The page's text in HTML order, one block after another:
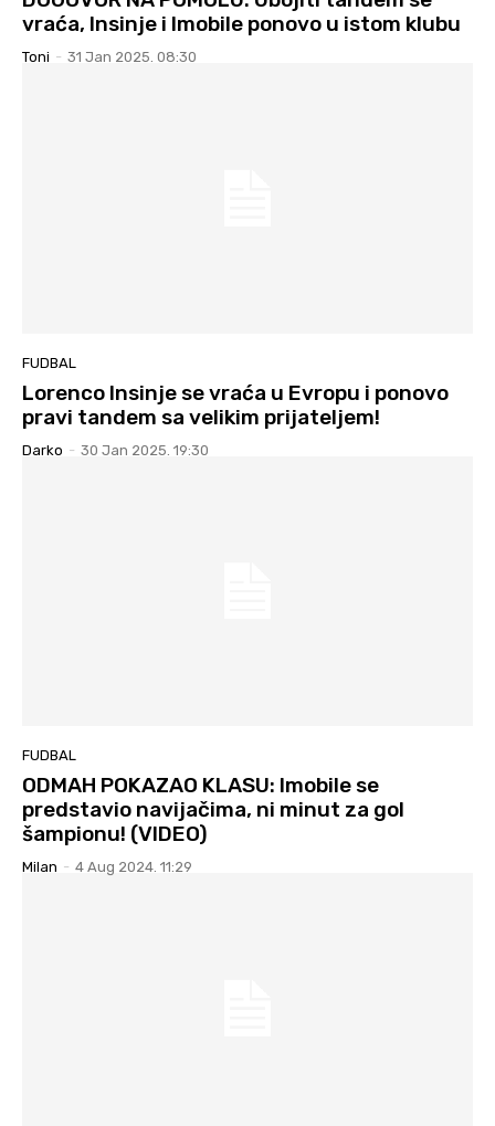
vraća, Insinje i Imobile ponovo u istom klubu
Toni - 31 Jan 2025. 08:30
FUDBAL
Lorenco Insinje se vraća u Evropu i ponovo
pravi tandem sa velikim prijateljem!
Darko - 30 Jan 2025. 19:30
FUDBAL
ODMAH POKAZAO KLASU: Imobile se
predstavio navijačima, ni minut za gol
šampionu! (VIDEO)
Milan - 4 Aug 2024. 11:29